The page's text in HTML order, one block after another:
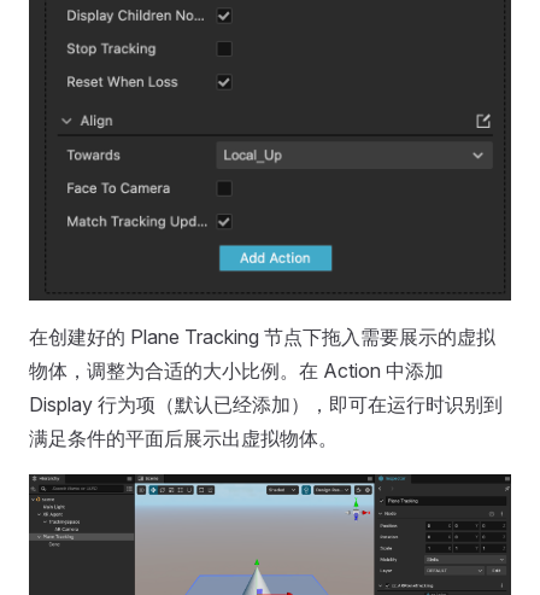
在创建好的 Plane Tracking 节点下拖入需要展示的虚拟
物体，调整为合适的大小比例。在 Action 中添加
Display 行为项（默认已经添加），即可在运行时识别到
满足条件的平面后展示出虚拟物体。